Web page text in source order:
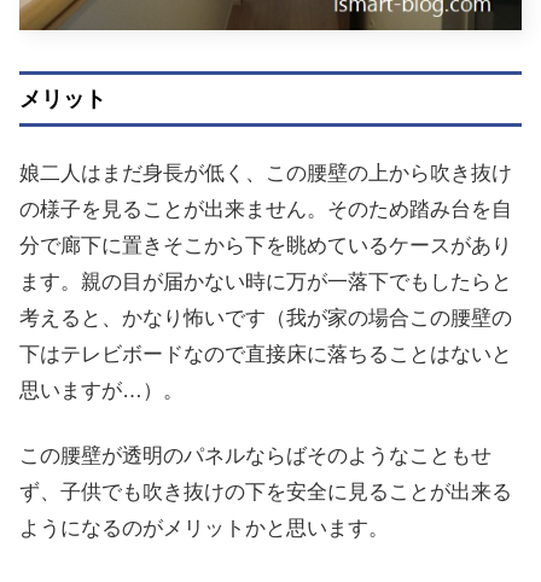
メリット
娘二人はまだ身長が低く、この腰壁の上から吹き抜け
の様子を見ることが出来ません。そのため踏み台を自
分で廊下に置きそこから下を眺めているケースがあり
ます。親の目が届かない時に万が一落下でもしたらと
考えると、かなり怖いです（我が家の場合この腰壁の
下はテレビボードなので直接床に落ちることはないと
思いますが…）。
この腰壁が透明のパネルならばそのようなこともせ
ず、子供でも吹き抜けの下を安全に見ることが出来る
ようになるのがメリットかと思います。